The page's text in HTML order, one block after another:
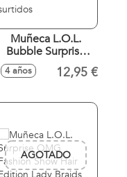
Muñeca L.O.L.
Bubble Surprise
con accesorios
¡mójala y verás
colores! - Modelos
4 años 12,95 €
AGOTADO